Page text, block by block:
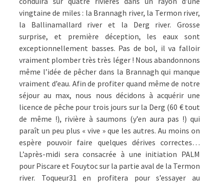
vingtaine de miles : la Brannagh river, la Termon river,
la Ballinamallard river et la Derg river. Grosse
surprise, et première déception, les eaux sont
exceptionnellement basses. Pas de bol, il va falloir
vraiment plomber très très léger ! Nous abandonnons
même l’idée de pêcher dans la Brannagh qui manque
vraiment d’eau. Afin de profiter quand même de notre
séjour au max, nous nous décidons à acquérir une
licence de pêche pour trois jours sur la Derg (60 € tout
de même !), rivière à saumons (y’en aura pas !) qui
paraît un peu plus « vive » que les autres. Au moins on
espère pouvoir faire quelques dérives correctes…
L’après-midi sera consacrée à une initiation PALM
pour Piscare et Fouytoc sur la partie aval de la Termon
river. Toqueur31 en profitera pour s’essayer au